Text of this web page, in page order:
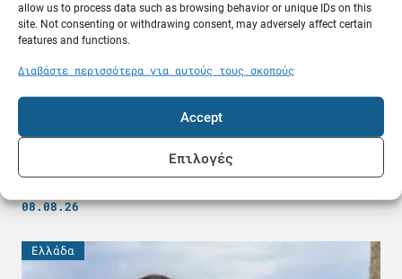
allow us to process data such as browsing behavior or unique IDs on this
site. Not consenting or withdrawing consent, may adversely affect certain
features and functions.
Διαβάστε περισσότερα για αυτούς τους σκοπούς
Accept
Επιλογές
Σύλληψη 59χρονου στην Κάλυμνο για παράνομες
υπηρεσίες καταδύσεων
08.08.26
Ελλάδα